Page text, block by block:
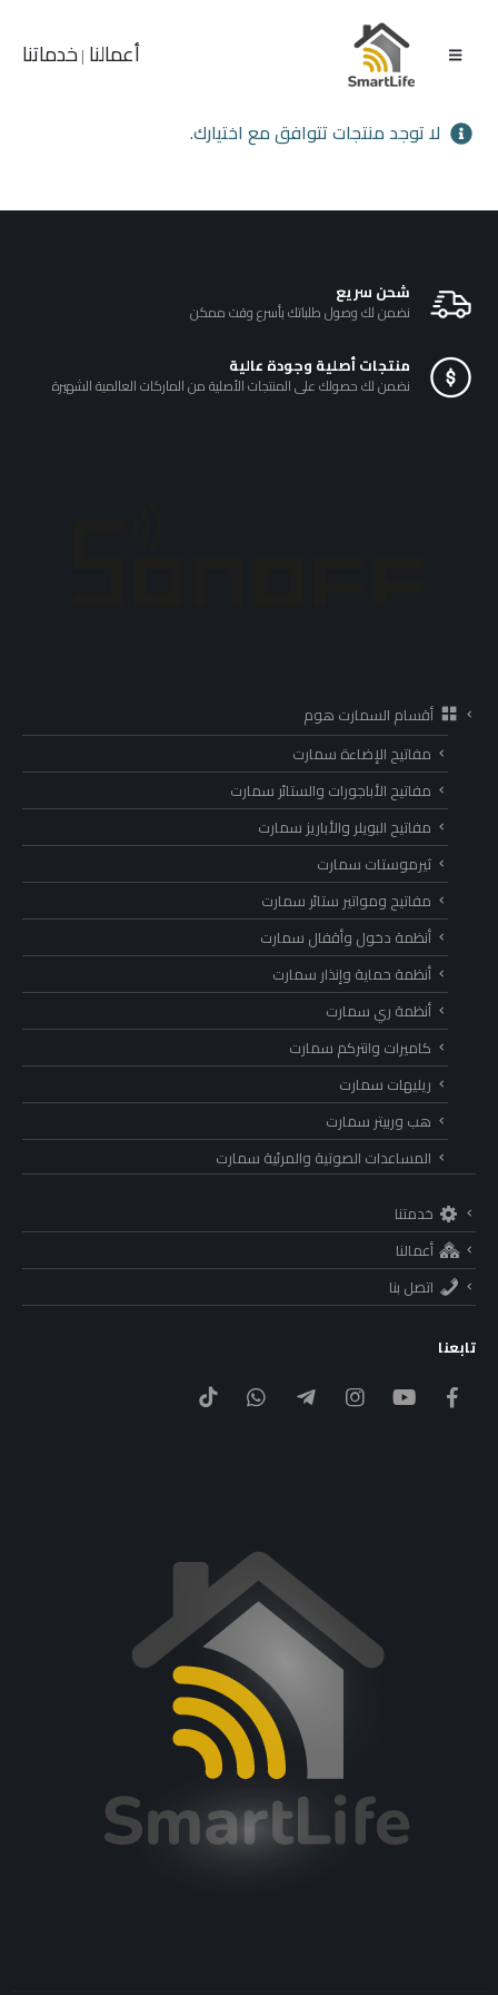
أعمالنا |خدماتنا
لا توجد منتجات تتوافق مع اختيارك.
شحن سريع
نضمن لك وصول طلباتك بأسرع وقت ممكن
منتجات أصلية وجودة عالية
نضمن لك حصولك على المنتجات الأصلية من الماركات العالمية الشهيرة
أقسام السمارت هوم
مفاتيح الإضاءة سمارت
مفاتيح الأباجورات والستائر سمارت
مفاتيح البويلر والأباريز سمارت
ثيرموستات سمارت
مفاتيح ومواتير ستائر سمارت
أنظمة دخول وأقفال سمارت
أنظمة حماية وإنذار سمارت
أنظمة ري سمارت
كاميرات وانتركم سمارت
ريليهات سمارت
هب وربيتر سمارت
المساعدات الصوتية والمرئية سمارت
خدمتنا
أعمالنا
اتصل بنا
تابعنا